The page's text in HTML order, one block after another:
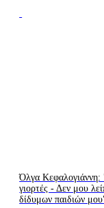
Όλγα Κεφαλογιάννη:
γιορτές - Δεν μου
δίδυμων παιδιών